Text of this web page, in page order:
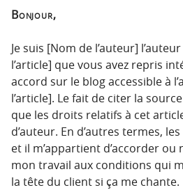
i
a
l
e
Bonjour,
Je suis [Nom de l’auteur]
l’article] que vous avez repris
accord sur le blog accessible à
l’article]. Le fait de citer la
que les droits relatifs à cet
d’auteur. En d’autres termes,
et il m’appartient d’accorder
mon travail aux conditions qui
la tête du client si ça me chante.